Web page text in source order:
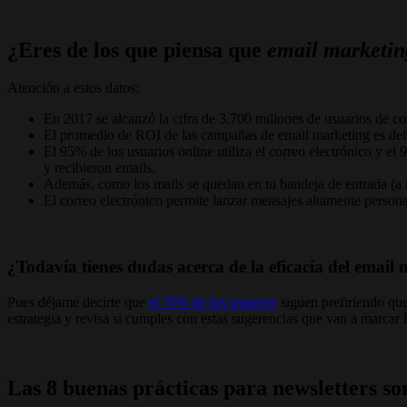
¿Eres de los que piensa que email
Atención a estos datos:
En 2017 se alcanzó la cifra de 3.700 millones de usuarios de
El promedio de ROI de las campañas de email marketing es
El 95% de los usuarios online utiliza el correo electrónico y el
y recibieron emails.
Además, como los mails se quedan en tu bandeja de entrada
El correo electrónico permite lanzar mensajes altamente
¿Todavía tienes dudas acerca de la eficacia del email
Pues déjame decirte que el 70% de los usuarios siguen prefiriendo
estrategia y revisa si cumples con estas sugerencias que van a
Las 8 buenas prácticas para newsletters